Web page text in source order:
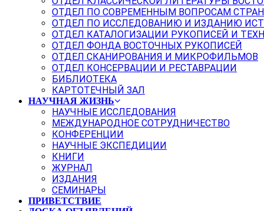
ОТДЕЛ ПО СОВРЕМЕННЫМ ВОПРОСАМ
ОТДЕЛ ПО ИССЛЕДОВАНИЮ И ИЗДАНИЮ
ОТДЕЛ КАТАЛОГИЗАЦИИ РУКОПИСЕЙ И
ОТДЕЛ ФОНДА ВОСТОЧНЫХ РУКОПИСЕЙ
ОТДЕЛ СКАНИРОВАНИЯ И МИКРОФИЛЬМОВ
ОТДЕЛ КОНСЕРВАЦИИ И РЕСТАВРАЦИИ
БИБЛИОТЕКА
КАРТОТЕЧНЫЙ ЗАЛ
НАУЧНАЯ ЖИЗНЬ
НАУЧНЫЕ ИССЛЕДОВАНИЯ
МЕЖДУНАРОДНОЕ СОТРУДНИЧЕСТВО
КОНФЕРЕНЦИИ
НАУЧНЫЕ ЭКСПЕДИЦИИ
КНИГИ
ЖУРНАЛ
ИЗДАНИЯ
СЕМИНАРЫ
ПРИВЕТСТВИЕ